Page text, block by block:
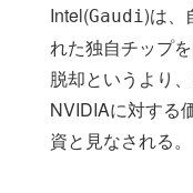
Intel(Gaudi)は、
れた独自チップ
脱却というより
NVIDIAに対する
資と見なされる。